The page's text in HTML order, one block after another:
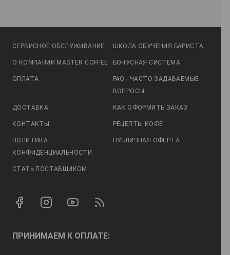
СЕРВИСНОЕ ОБСЛУЖИВАНИЕ ШКОЛА ОБУЧЕНИЯ БАРИСТА
О КОМПАНИИ MASTER COFFEE БОНУСНАЯ СИСТЕМА
ОПЛАТА
FAQ - ЧАСТО ЗАДАВАЕМЫЕ
ВОПРОСЫ
ДОСТАВКА КАК ОФОРМИТЬ ЗАКАЗ
КОНТАКТЫ РЕЦЕПТЫ КОФЕ
ПОЛИТИКА
КОНФИДЕНЦИАЛЬНОСТИ
ПУБЛИЧНАЯ ОФЕРТА
СТАТЬ ПОСТАВЩИКОМ
ПРИНИМАЕМ К ОПЛАТЕ: